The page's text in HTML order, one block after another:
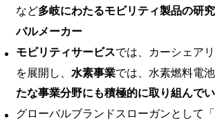
など多岐にわたるモビリティ製品の研
バルメーカー
モビリティサービスでは、カーシェア
を展開し、 水素事業では、水素燃料電
たな事業分野にも積極的に取り組んで
グローバルブランドスローガンとして「